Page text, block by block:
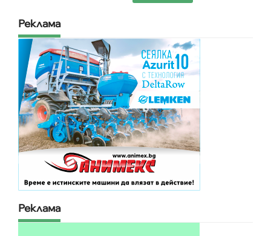
Реклама
Реклама